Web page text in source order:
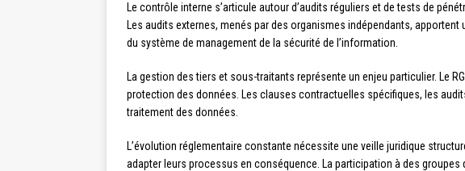
Le contrôle interne s’articule autour d’audits réguliers et de tests de
Les audits externes, menés par des organismes indépendants,
du système de management de la sécurité de l’information.
La gestion des tiers et sous-traitants représente un enjeu particulier. Le
protection des données. Les clauses contractuelles spécifiques, les
traitement des données.
L’évolution réglementaire constante nécessite une veille juridique
adapter leurs processus en conséquence. La participation à des